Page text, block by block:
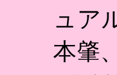
ュア
本肇